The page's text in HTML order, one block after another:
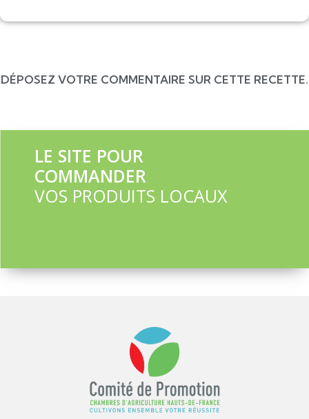
DÉPOSEZ VOTRE COMMENTAIRE SUR CETTE RECETTE.
LE SITE POUR
COMMANDER
VOS PRODUITS LOCAUX